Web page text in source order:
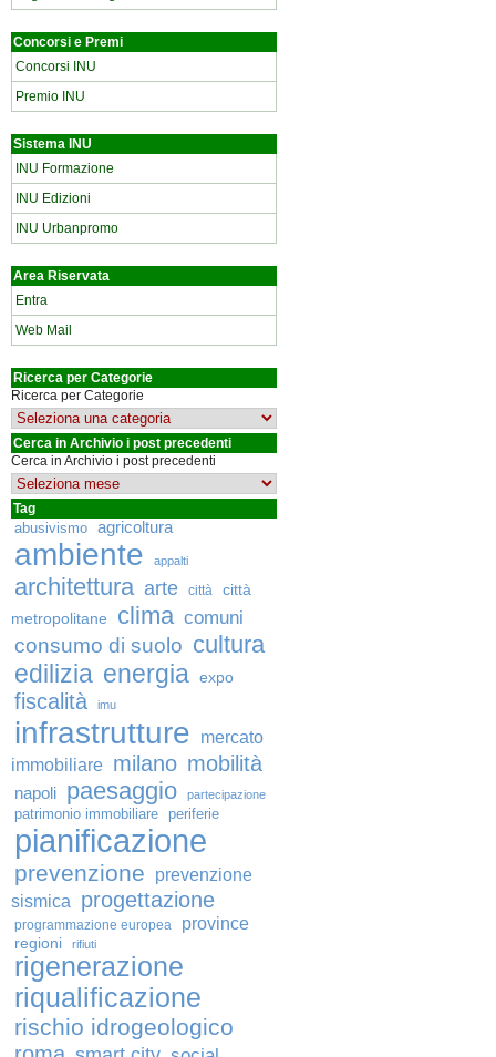
Concorsi e Premi
Concorsi INU
Premio INU
Sistema INU
INU Formazione
INU Edizioni
INU Urbanpromo
Area Riservata
Entra
Web Mail
Ricerca per Categorie
Ricerca per Categorie
Cerca in Archivio i post precedenti
Cerca in Archivio i post precedenti
Tag
abusivismo agricoltura
ambiente appalti
architettura arte città
città
metropolitane
clima comuni
consumo di suolo cultura
edilizia energia expo
fiscalità imu
infrastrutture
mercato
immobiliare milano mobilità
napoli paesaggio partecipazione
patrimonio immobiliare periferie
pianificazione
prevenzione
prevenzione
sismica
progettazione
programmazione europea province
regioni rifiuti
rigenerazione
riqualificazione
rischio idrogeologico